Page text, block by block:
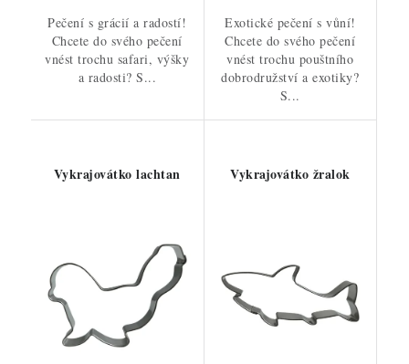
Pečení s grácií a radostí!
Chcete do svého pečení
vnést trochu safari, výšky
a radosti? S...
Exotické pečení s vůní!
Chcete do svého pečení
vnést trochu pouštního
dobrodružství a exotiky?
S...
Vykrajovátko lachtan Vykrajovátko žralok